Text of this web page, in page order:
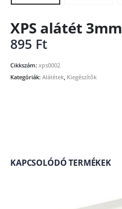
XPS alátét 3mm
895 Ft
Cikkszám: xps0002
Kategóriák: Alátétek, Kiegészítők
KAPCSOLÓDÓ TERMÉKEK